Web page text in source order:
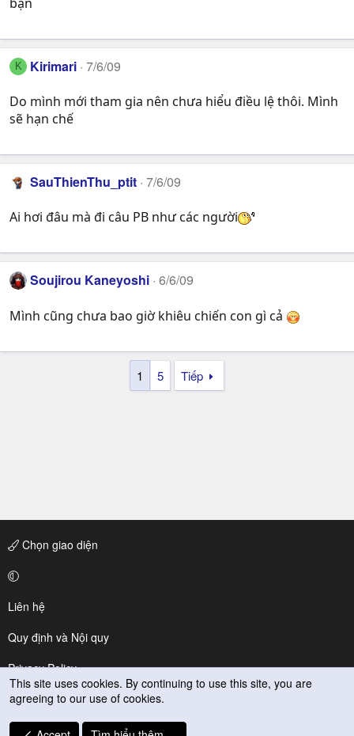
K Kirimari 7/6/09
Do mình mới tham gia nên chưa hiểu điều lệ thôi. Mình
sẽ hạn chế
SauThienThu_ptit 7/6/09
Ai hơi đâu mà đi câu PB như các người
Soujirou Kaneyoshi 6/6/09
Mình cũng chưa bao giờ khiêu chiến con gì cả
1 5 Tiếp
Chọn giao diện
Liên hệ
Quy định và Nội quy
Privacy Policy
Trợ giúp
R
This site uses cookies. By continuing to use this site, you are
agreeing to our use of cookies.